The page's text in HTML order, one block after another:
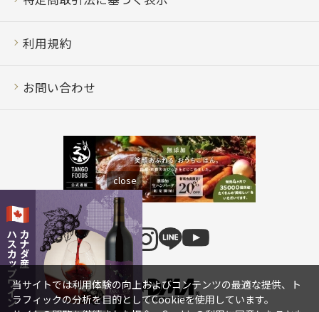
利用規約
お問い合わせ
当サイトでは利用体験の向上およびコンテンツの最適な提供、ト
ラフィックの分析を目的としてCookieを使用しています。
close